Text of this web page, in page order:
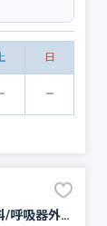
日
内科/呼吸器内科/循環器科/神経内科/脳神経外科/呼吸器外科/心臓血管外科/消化器科/乳腺外科/整形外科/形成外科/小児科/産婦人科/眼科/耳鼻咽喉科/皮膚科/泌尿器科/精神科・神経科/心療内科/歯科口腔外科/リハビリテーション/臨床検査・病理診断/救急科/麻酔科